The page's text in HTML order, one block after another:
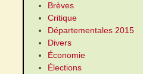
Brèves
Critique
Départementales 2015
Divers
Économie
Élections